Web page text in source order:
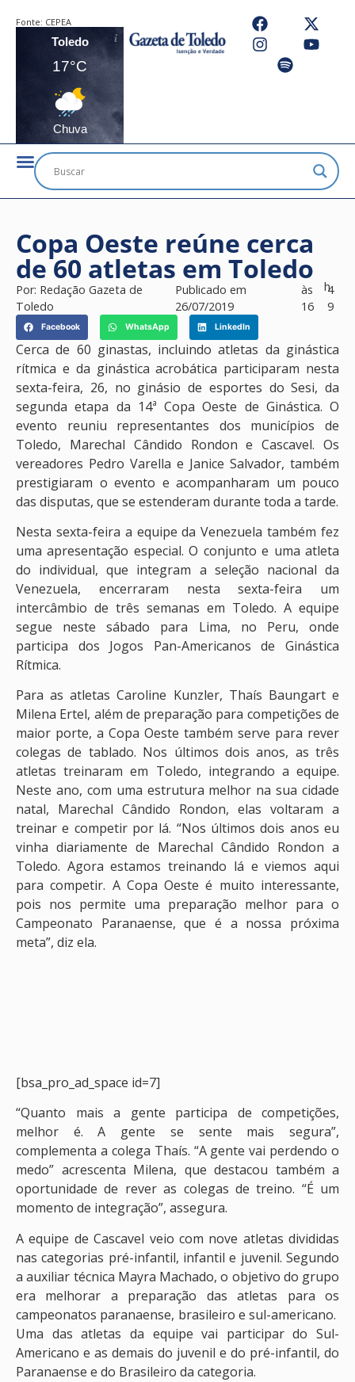
Fonte: CEPEA
Toledo
17°C
Chuva
Copa Oeste reúne cerca
de 60 atletas em Toledo
Por: Redação Gazeta de
Toledo
Publicado em
26/07/2019
às
16
h4
9
Facebook WhatsApp LinkedIn
Cerca de 60 ginastas, incluindo atletas da ginástica
rítmica e da ginástica acrobática participaram nesta
sexta-feira, 26, no ginásio de esportes do Sesi, da
segunda etapa da 14ª Copa Oeste de Ginástica. O
evento reuniu representantes dos municípios de
Toledo, Marechal Cândido Rondon e Cascavel. Os
vereadores Pedro Varella e Janice Salvador, também
prestigiaram o evento e acompanharam um pouco
das disputas, que se estenderam durante toda a tarde.
Nesta sexta-feira a equipe da Venezuela também fez
uma apresentação especial. O conjunto e uma atleta
do individual, que integram a seleção nacional da
Venezuela, encerraram nesta sexta-feira um
intercâmbio de três semanas em Toledo. A equipe
segue neste sábado para Lima, no Peru, onde
participa dos Jogos Pan-Americanos de Ginástica
Rítmica.
Para as atletas Caroline Kunzler, Thaís Baungart e
Milena Ertel, além de preparação para competições de
maior porte, a Copa Oeste também serve para rever
colegas de tablado. Nos últimos dois anos, as três
atletas treinaram em Toledo, integrando a equipe.
Neste ano, com uma estrutura melhor na sua cidade
natal, Marechal Cândido Rondon, elas voltaram a
treinar e competir por lá. “Nos últimos dois anos eu
vinha diariamente de Marechal Cândido Rondon a
Toledo. Agora estamos treinando lá e viemos aqui
para competir. A Copa Oeste é muito interessante,
pois nos permite uma preparação melhor para o
Campeonato Paranaense, que é a nossa próxima
meta”, diz ela.
[bsa_pro_ad_space id=7]
“Quanto mais a gente participa de competições,
melhor é. A gente se sente mais segura”,
complementa a colega Thaís. “A gente vai perdendo o
medo” acrescenta Milena, que destacou também a
oportunidade de rever as colegas de treino. “É um
momento de integração”, assegura.
A equipe de Cascavel veio com nove atletas divididas
nas categorias pré-infantil, infantil e juvenil. Segundo
a auxiliar técnica Mayra Machado, o objetivo do grupo
era melhorar a preparação das atletas para os
campeonatos paranaense, brasileiro e sul-americano.
Uma das atletas da equipe vai participar do Sul-
Americano e as demais do juvenil e do pré-infantil, do
Paranaense e do Brasileiro da categoria.